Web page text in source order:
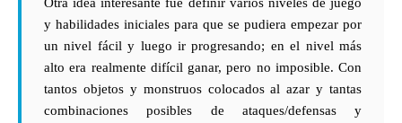
y habilidades iniciales para que se pudiera empezar por
un nivel fácil y luego ir progresando; en el nivel más
alto era realmente difícil ganar, pero no imposible. Con
tantos objetos y monstruos colocados al azar y tantas
combinaciones posibles de ataques/defensas y